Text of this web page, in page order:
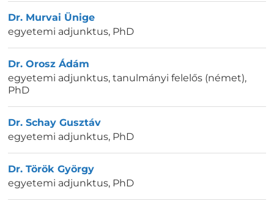
Dr. Murvai Ünige
egyetemi adjunktus, PhD
Dr. Orosz Ádám
egyetemi adjunktus, tanulmányi felelős (német),
PhD
Dr. Schay Gusztáv
egyetemi adjunktus, PhD
Dr. Török György
egyetemi adjunktus, PhD